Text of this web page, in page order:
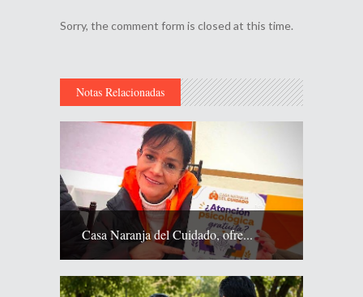
Sorry, the comment form is closed at this time.
Notas Relacionadas
Casa Naranja del Cuidado, ofre...